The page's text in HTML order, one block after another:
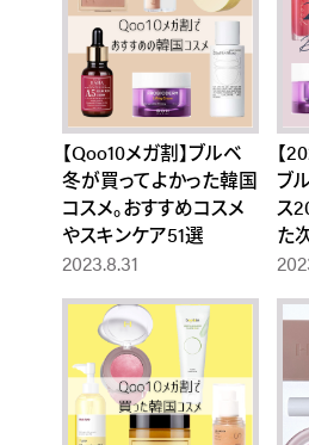
【Qoo10メガ割】ブルベ
冬が買ってよかった韓国
コスメ。おすすめコスメ
やスキンケア51選
2023.8.31
【
ブ
ス
た